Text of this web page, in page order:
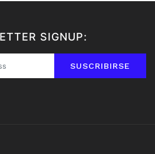
SIGNUP:
SUSCRIBIRSE